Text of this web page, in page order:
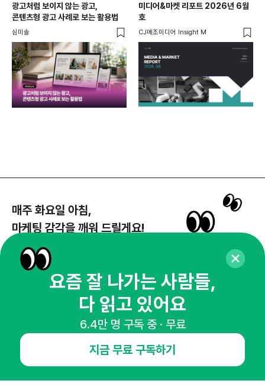
광고처럼 보이지 않는 광고,
콘텐츠형 광고 사례로 보는 활용법
심미솔
미디어&마켓 리포트 2026년 6월
호
CJ메조미디어 Insight M
매주 화요일 아침,
마케팅 감각을 깨워 드릴게요!
뉴스레터 구독하기
오픈애즈란
요즘 잘 나가는 사람들,
다 읽고 있어요
6.4만 명 구독 중 · 무료
지금 무료 구독하기